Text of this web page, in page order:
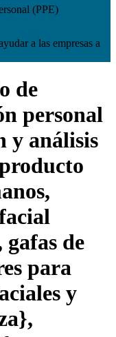
(PPE)
a las empresas a
de
personal
y análisis
gafas de
para
y